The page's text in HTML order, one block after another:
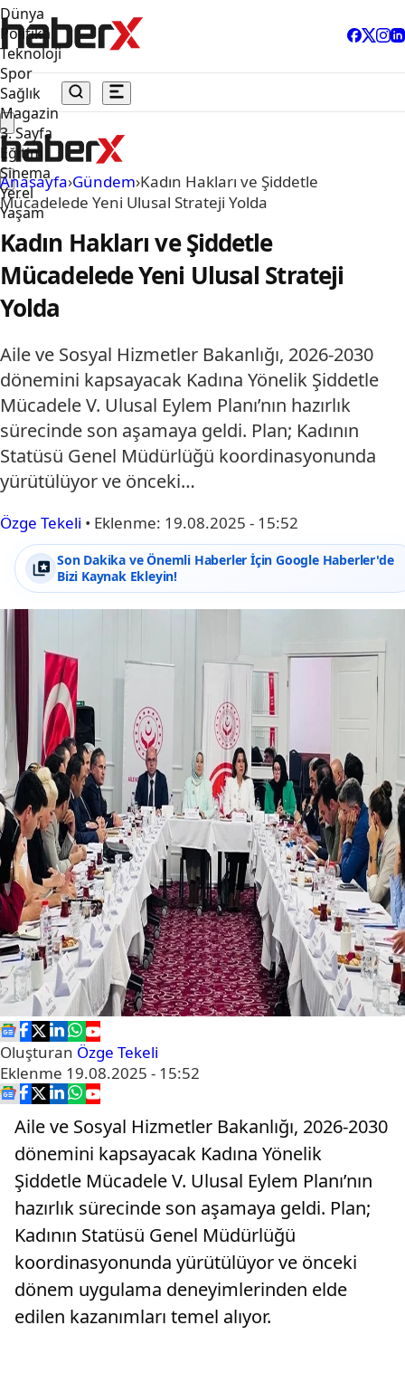
Dünya
Politika
Teknoloji
Spor
Sağlık
Magazin
3. Sayfa
Eğitim
Sinema
Yerel
Yaşam
Anasayfa›Gündem›Kadın Hakları ve Şiddetle
Mücadelede Yeni Ulusal Strateji Yolda
Kadın Hakları ve Şiddetle
Mücadelede Yeni Ulusal Strateji
Yolda
Aile ve Sosyal Hizmetler Bakanlığı, 2026-2030
dönemini kapsayacak Kadına Yönelik Şiddetle
Mücadele V. Ulusal Eylem Planı’nın hazırlık
sürecinde son aşamaya geldi. Plan; Kadının
Statüsü Genel Müdürlüğü koordinasyonunda
yürütülüyor ve önceki…
Özge Tekeli • Eklenme: 19.08.2025 - 15:52
Son Dakika ve Önemli Haberler İçin Google Haberler'de
Bizi Kaynak Ekleyin!
Oluşturan Özge Tekeli
Eklenme 19.08.2025 - 15:52
Aile ve Sosyal Hizmetler Bakanlığı, 2026-2030
dönemini kapsayacak Kadına Yönelik
Şiddetle Mücadele V. Ulusal Eylem Planı’nın
hazırlık sürecinde son aşamaya geldi. Plan;
Kadının Statüsü Genel Müdürlüğü
koordinasyonunda yürütülüyor ve önceki
dönem uygulama deneyimlerinden elde
edilen kazanımları temel alıyor.